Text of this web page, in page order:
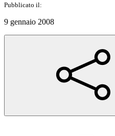
Pubblicato il:
9 gennaio 2008